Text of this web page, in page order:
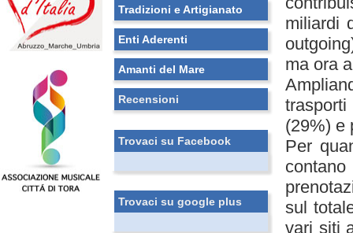
Tradizioni e Artigianato
Enti Aderenti
Amanti del Mare
Recensioni
Trovaci su Facebook
Trovaci su google plus
miliardi
ma ora
(29%) e
Per
sul
vari siti